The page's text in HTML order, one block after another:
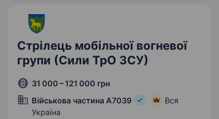
Стрілець мобільної вогневої
групи (Сили ТрО ЗСУ)
31 000 – 121 000 грн
Військова частина А7039
Вся
Україна